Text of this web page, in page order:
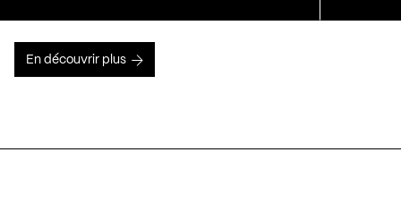
En découvrir plus